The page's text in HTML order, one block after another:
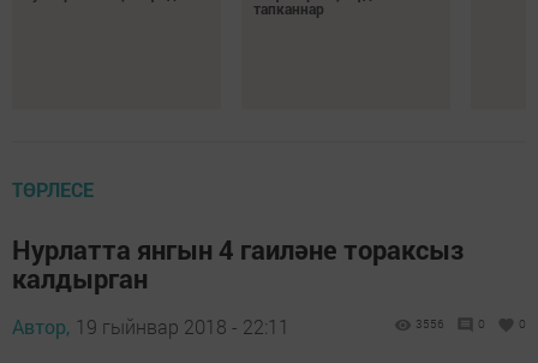
тапканнар
ТӨРЛЕСЕ
Нурлатта янгын 4 гаиләне тораксыз
калдырган
Автор, 19 гыйнвар 2018 - 22:11 3556 0 0